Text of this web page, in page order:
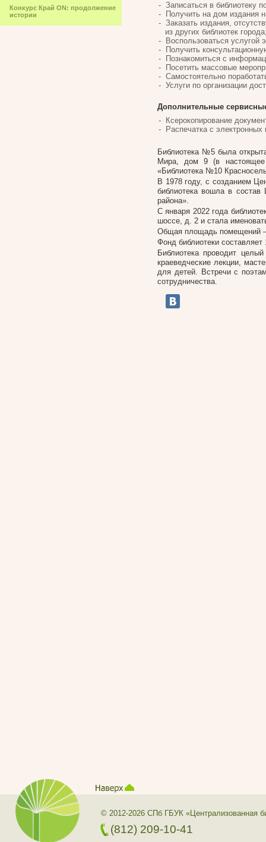
Конкурс Край ON: продолжение
истории
Записаться в библиотеку
Получить на дом издания
Заказать издания,
из других библиотек
Воспользоваться услугой
Получить
Познакомиться с
Посетить массовые
Самостоятельно
Услуги по организации
Дополнительные
Ксерокопирование
Распечатка с электронных
Библиотека №5 была
Мира, дом 9 (в
«Библиотека №10
В 1978 году, с созданием
библиотека вошла в
района».
С января 2022 года
шоссе, д. 2 и стала
Общая площадь помещений
Фонд библиотеки
Библиотека проводит
краеведческие лекции,
для детей. Встречи с
сотрудничества.
© 2012-2026 СПб ГБУК «Централизованная
(812) 209-10-41